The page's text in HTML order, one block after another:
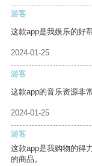
游客
这款app是我娱乐的好
2024-01-25
游客
这款app的音乐资源非
2024-01-25
游客
这款app是我购物的得
的商品。